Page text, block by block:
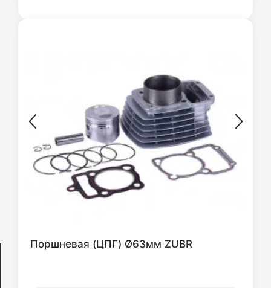
Поршневая (ЦПГ) Ø63мм ZUBR